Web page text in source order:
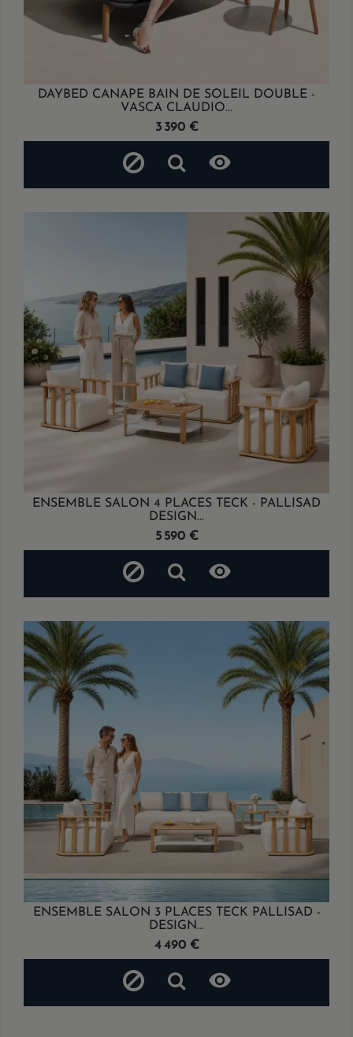
DAYBED CANAPE BAIN DE SOLEIL DOUBLE -
VASCA CLAUDIO...
Prix
3 390 €

ENSEMBLE SALON 4 PLACES TECK - PALLISAD
DESIGN...
Prix
5 590 €

ENSEMBLE SALON 3 PLACES TECK PALLISAD -
DESIGN...
Prix
4 490 €
